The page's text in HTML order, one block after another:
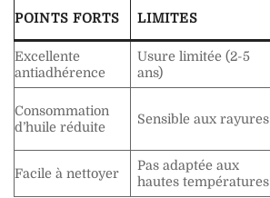
POINTS FORTS LIMITES
Excellente
antiadhérence
Usure limitée (2-5
ans)
Consommation
d’huile réduite
Sensible aux rayures
Facile à nettoyer
Pas adaptée aux
hautes températures